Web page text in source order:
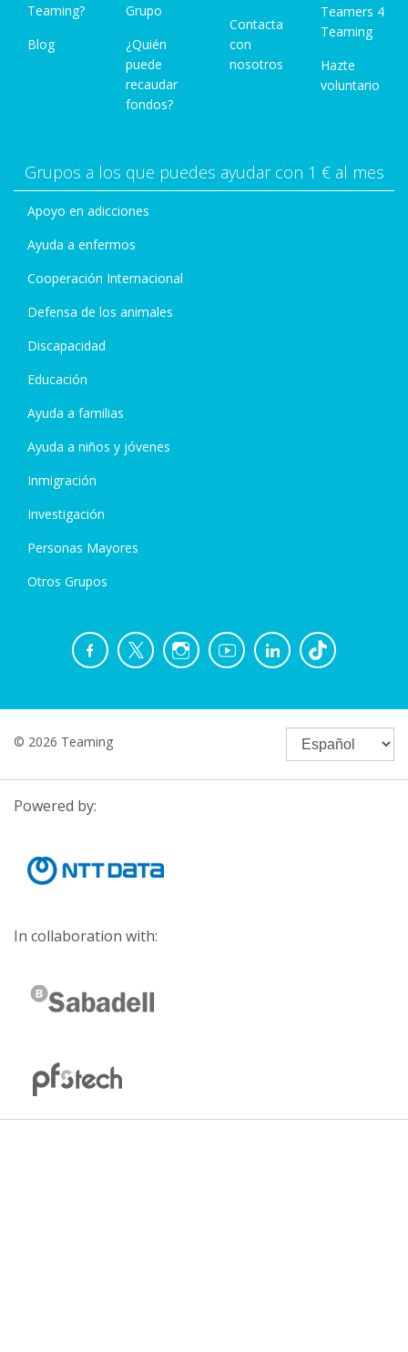
Teaming?
Blog
Grupo
¿Quién
puede
recaudar
fondos?
Contacta
con
nosotros
Teamers 4
Teaming
Hazte
voluntario
Grupos a los que puedes ayudar con 1 € al mes
Apoyo en adicciones
Ayuda a enfermos
Cooperación Internacional
Defensa de los animales
Discapacidad
Educación
Ayuda a familias
Ayuda a niños y jóvenes
Inmigración
Investigación
Personas Mayores
Otros Grupos
© 2026 Teaming
Powered by:
In collaboration with: